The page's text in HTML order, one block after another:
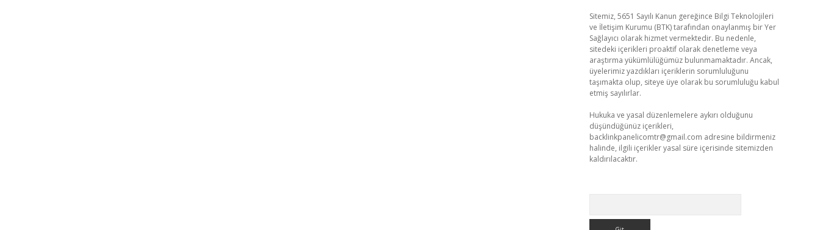
Sitemiz, 5651 Sayılı Kanun gereğince Bilgi Teknolojileri
ve İletişim Kurumu (BTK) tarafından onaylanmış bir Yer
Sağlayıcı olarak hizmet vermektedir. Bu nedenle,
sitedeki içerikleri proaktif olarak denetleme veya
araştırma yükümlülüğümüz bulunmamaktadır. Ancak,
üyelerimiz yazdıkları içeriklerin sorumluluğunu
taşımakta olup, siteye üye olarak bu sorumluluğu kabul
etmiş sayılırlar.
Hukuka ve yasal düzenlemelere aykırı olduğunu
düşündüğünüz içerikleri,
backlinkpanelicomtr@gmail.com adresine bildirmeniz
halinde, ilgili içerikler yasal süre içerisinde sitemizden
kaldırılacaktır.